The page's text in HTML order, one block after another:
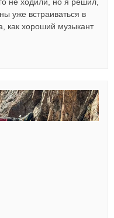
уже встраиваться в
как хороший музыкант